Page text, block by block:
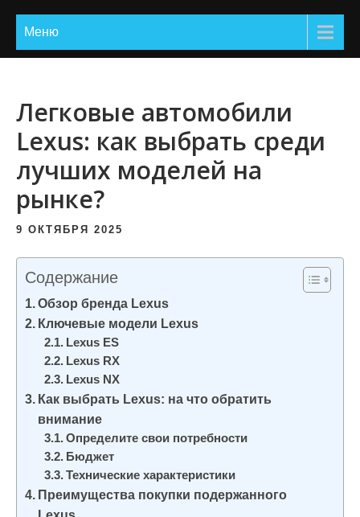
Меню
Легковые автомобили
Lexus: как выбрать среди
лучших моделей на
рынке?
9 ОКТЯБРЯ 2025
Содержание
Обзор бренда Lexus
Ключевые модели Lexus
Lexus ES
Lexus RX
Lexus NX
Как выбрать Lexus: на что обратить
внимание
Определите свои потребности
Бюджет
Технические характеристики
Преимущества покупки подержанного